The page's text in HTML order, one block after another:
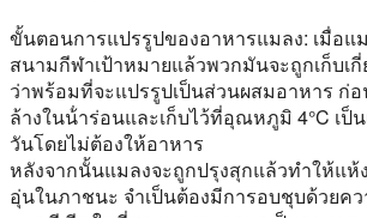
ขั้นตอนการแปรรูปของอาหารแมลง: เมื่อแ
สนามกีฬาเป้าหมายแล้วพวกมันจะถูกเก็บเ
ว่าพร้อมที่จะแปรรูปเป็นส่วนผสมอาหาร ก่
ล้างในน้ําร่อนและเก็บไว้ที่อุณหภูมิ 4°C เป็
วันโดยไม่ต้องให้อาหาร
หลังจากนั้นแมลงจะถูกปรุงสุกแล้วทําให้แ
อุ่นในภาชนะ จําเป็นต้องมีการอบชุบด้วยค